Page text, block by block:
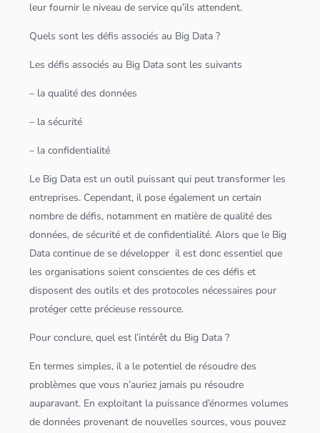
leur fournir le niveau de service qu’ils attendent.
Quels sont les défis associés au Big Data ?
Les défis associés au Big Data sont les suivants
– laqualité desdonnées
– la sécurité
– la confidentialité
Le Big Data est un outil puissant qui peut transformer les
entreprises. Cependant, il pose également un certain
nombre de défis, notamment en matière dequalité des
données, de sécurité et de confidentialité. Alors que le Big
Data continue de se développer il est donc essentiel que
les organisations soient conscientes de ces défis et
disposent des outils et des protocoles nécessaires pour
protéger cette précieuse ressource.
Pour conclure, quel est l’intérêt du Big Data ?
En termes simples, il a le potentiel de résoudre des
problèmes que vous n’auriez jamais pu résoudre
auparavant. En exploitant la puissance d’énormes volumes
dedonnées provenant de nouvelles sources, vous pouvez